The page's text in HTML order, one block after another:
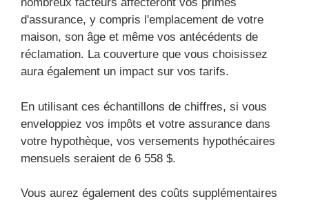
d'assurance, y compris l'emplacement de votre
maison, son âge et même vos antécédents de
réclamation. La couverture que vous choisissez
aura également un impact sur vos tarifs.
En utilisant ces échantillons de chiffres, si vous
enveloppiez vos impôts et votre assurance dans
votre hypothèque, vos versements hypothécaires
mensuels seraient de 6 558 $.
Vous aurez également des coûts supplémentaires